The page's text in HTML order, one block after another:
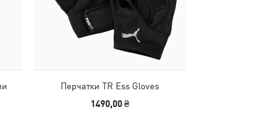
Перчатки TR Ess Gloves
1490,00 ₴